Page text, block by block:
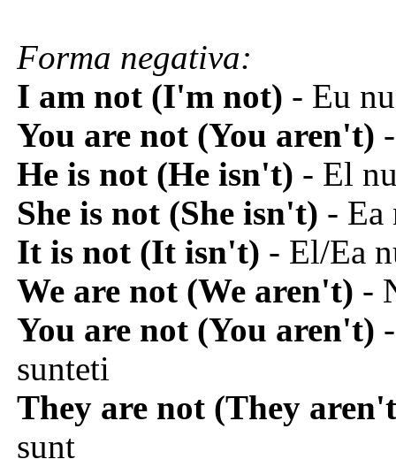
Forma negativa:
I am not (I'm not) - Eu
You are not (You aren't)
He is not (He isn't) - El
She is not (She isn't) - Ea
It is not (It isn't) - El/Ea
We are not (We aren't) -
You are not (You aren't)
sunteti
They are not (They
sunt